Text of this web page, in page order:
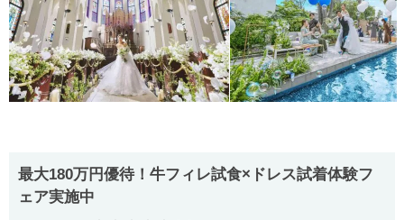
最大180万円優待！牛フィレ試食×ドレス試着体験フ
ェア実施中